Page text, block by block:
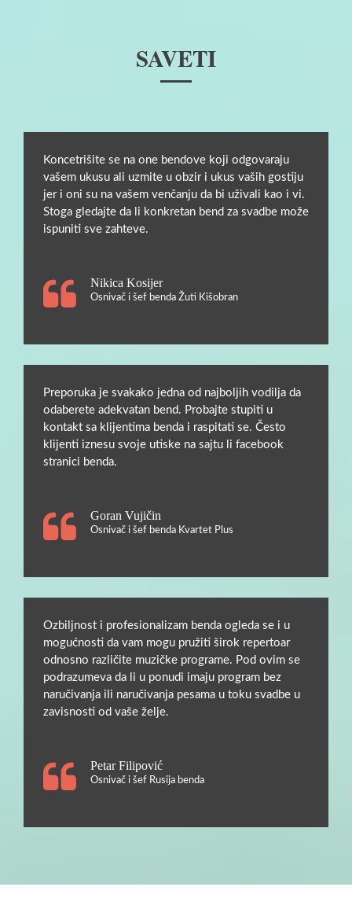
SAVETI
Koncetrišite se na one bendove koji odgovaraju
vašem ukusu ali uzmite u obzir i ukus vaših gostiju
jer i oni su na vašem venčanju da bi uživali kao i vi.
Stoga gledajte da li konkretan bend za svadbe može
ispuniti sve zahteve.
Nikica Kosijer
Osnivač i šef benda Žuti Kišobran
Preporuka je svakako jedna od najboljih vodilja da
odaberete adekvatan bend. Probajte stupiti u
kontakt sa klijentima benda i raspitati se. Često
klijenti iznesu svoje utiske na sajtu li facebook
stranici benda.
Goran Vujičin
Osnivač i šef benda Kvartet Plus
Ozbiljnost i profesionalizam benda ogleda se i u
mogućnosti da vam mogu pružiti širok repertoar
odnosno različite muzičke programe. Pod ovim se
podrazumeva da li u ponudi imaju program bez
naručivanja ili naručivanja pesama u toku svadbe u
zavisnosti od vaše želje.
Petar Filipović
Osnivač i šef Rusija benda